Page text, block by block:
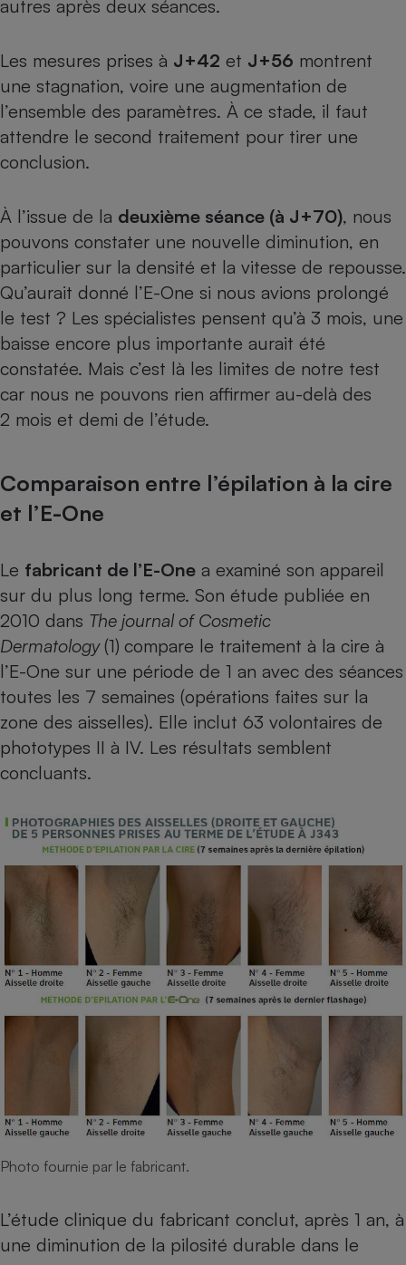
autres après deux séances.
Les mesures prises à J+42 et J+56 montrent
une stagnation, voire une augmentation de
l’ensemble des paramètres. À ce stade, il faut
attendre le second traitement pour tirer une
conclusion.
À l’issue de la deuxième séance (à J+70), nous
pouvons constater une nouvelle diminution, en
particulier sur la densité et la vitesse de repousse.
Qu’aurait donné l’E-One si nous avions prolongé
le test ? Les spécialistes pensent qu’à 3 mois, une
baisse encore plus importante aurait été
constatée. Mais c’est là les limites de notre test
car nous ne pouvons rien affirmer au-delà des
2 mois et demi de l’étude.
Comparaison entre l’épilation à la cire
et l’E-One
Le fabricant de l’E-One a examiné son appareil
sur du plus long terme. Son étude publiée en
2010 dans The journal of Cosmetic
Dermatology(1) compare le traitement à la cire à
l’E-One sur une période de 1 an avec des séances
toutes les 7 semaines (opérations faites sur la
zone des aisselles). Elle inclut 63 volontaires de
phototypes II à IV. Les résultats semblent
concluants.
Photo fournie par le fabricant.
L’étude clinique du fabricant conclut, après 1 an, à
une diminution de la pilosité durable dans le